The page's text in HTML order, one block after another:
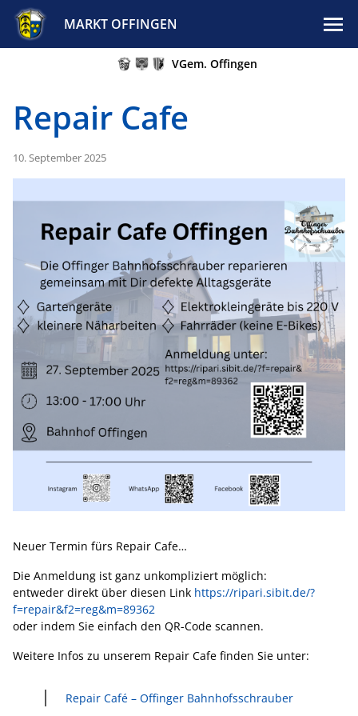
MARKT OFFINGEN
VGem. Offingen
Repair Cafe
10. September 2025
Neuer Termin fürs Repair Cafe…
Die Anmeldung ist ganz unkompliziert möglich:
entweder direkt über diesen Link https://ripari.sibit.de/?
f=repair&f2=reg&m=89362
oder indem Sie einfach den QR-Code scannen.
Weitere Infos zu unserem Repair Cafe finden Sie unter:
Repair Café – Offinger Bahnhofsschrauber